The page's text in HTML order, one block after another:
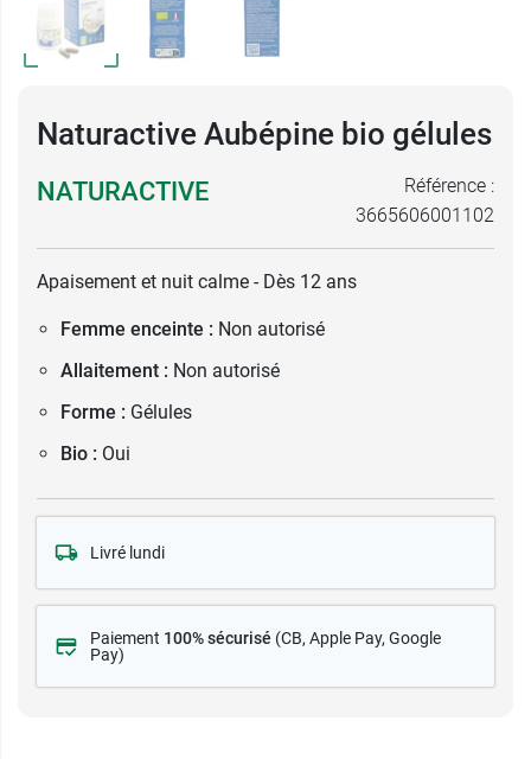
Naturactive Aubépine bio gélules
NATURACTIVE
Référence :
3665606001102
Apaisement et nuit calme - Dès 12 ans
Femme enceinte : Non autorisé
Allaitement : Non autorisé
Forme : Gélules
Bio : Oui
Livré lundi
Paiement 100% sécurisé (CB, Apple Pay, Google
Pay)